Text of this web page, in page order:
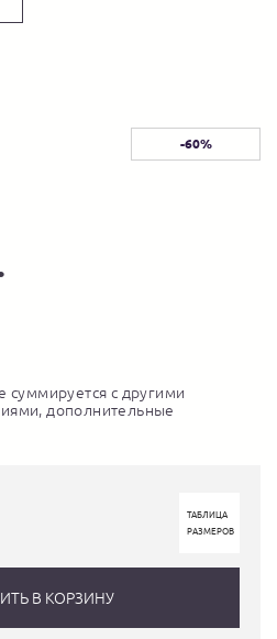
-60%
суммируется с другими
дополнительные
ТАБЛИЦА
РАЗМЕРОВ
В КОРЗИНУ